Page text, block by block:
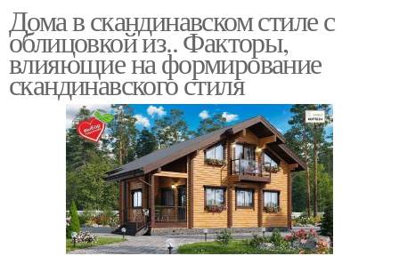
Дома в скандинавском стиле с
облицовкой из.. Факторы,
влияющие на формирование
скандинавского стиля